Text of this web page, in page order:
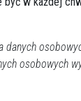
danych
osobowych